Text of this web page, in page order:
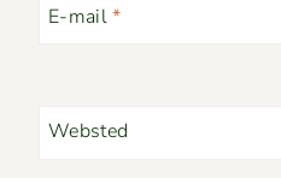
E-mail*
Websted